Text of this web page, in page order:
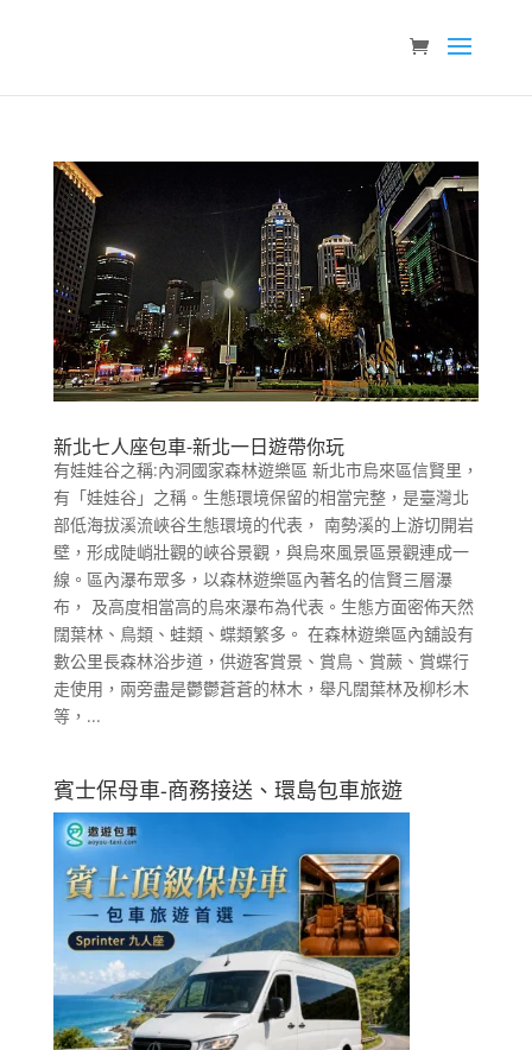
新北七人座包車-新北一日遊帶你玩
有娃娃谷之稱:內洞國家森林遊樂區 新北市烏來區信賢里，
有「娃娃谷」之稱。生態環境保留的相當完整，是臺灣北
部低海拔溪流峽谷生態環境的代表， 南勢溪的上游切開岩
壁，形成陡峭壯觀的峽谷景觀，與烏來風景區景觀連成一
線。區內瀑布眾多，以森林遊樂區內著名的信賢三層瀑
布， 及高度相當高的烏來瀑布為代表。生態方面密佈天然
闊葉林、鳥類、蛙類、蝶類繁多。 在森林遊樂區內舖設有
數公里長森林浴步道，供遊客賞景、賞鳥、賞蕨、賞蝶行
走使用，兩旁盡是鬱鬱蒼蒼的林木，舉凡闊葉林及柳杉木
等，...
賓士保母車-商務接送、環島包車旅遊